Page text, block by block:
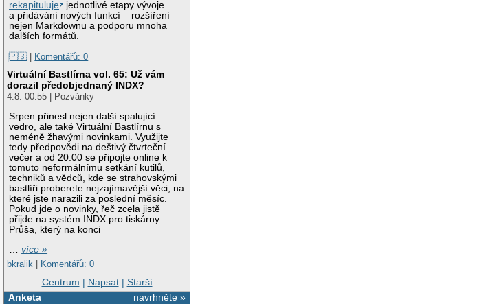
rekapituluje
jednotlivé etapy vývoje
a přidávání nových funkcí – rozšíření
nejen Markdownu a podporu mnoha
dalších formátů.
|🇵🇸 | Komentářů: 0
Virtuální Bastlírna vol. 65: Už vám
dorazil předobjednaný INDX?
4.8. 00:55 | Pozvánky
Srpen přinesl nejen další spalující
vedro, ale také Virtuální Bastlírnu s
neméně žhavými novinkami. Využijte
tedy předpovědi na deštivý čtvrteční
večer a od 20:00 se připojte online k
tomuto neformálnímu setkání kutilů,
techniků a vědců, kde se strahovskými
bastlíři proberete nejzajímavější věci, na
které jste narazili za poslední měsíc.
Pokud jde o novinky, řeč zcela jistě
přijde na systém INDX pro tiskárny
Průša, který na konci
…více »
bkralik
Komentářů: 0
Centrum | Napsat| Starší
navrhněte »
Anketa